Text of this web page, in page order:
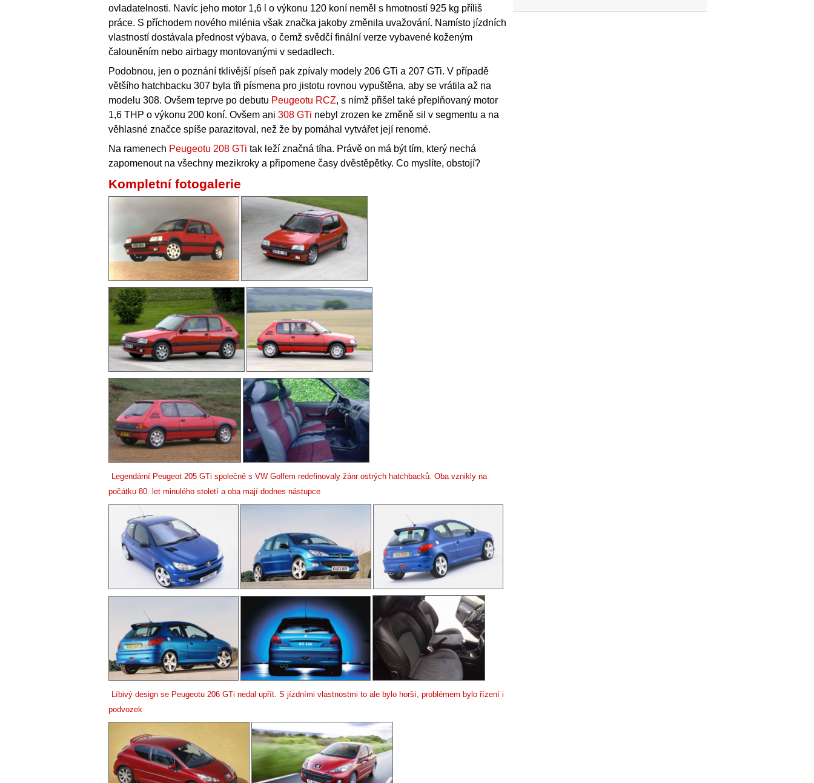
ovladatelnosti. Navíc jeho motor 1,6 l o výkonu 120 koní neměl s hmotností 925 kg příliš
práce. S příchodem nového milénia však značka jakoby změnila uvažování. Namísto jízdních
vlastností dostávala přednost výbava, o čemž svědčí finální verze vybavené koženým
čalouněním nebo airbagy montovanými v sedadlech.
Podobnou, jen o poznání tklivější píseň pak zpívaly modely 206 GTi a 207 GTi. V případě
většího hatchbacku 307 byla tři písmena pro jistotu rovnou vypuštěna, aby se vrátila až na
modelu 308. Ovšem teprve po debutu Peugeotu RCZ, s nímž přišel také přeplňovaný motor
1,6 THP o výkonu 200 koní. Ovšem ani 308 GTi nebyl zrozen ke změně sil v segmentu a na
věhlasné značce spíše parazitoval, než že by pomáhal vytvářet její renomé.
Na ramenech Peugeotu 208 GTi tak leží značná tíha. Právě on má být tím, který nechá
zapomenout na všechny mezikroky a připomene časy dvěstěpětky. Co myslíte, obstojí?
Kompletní fotogalerie
Legendární Peugeot 205 GTi společně s VW Golfem redefinovaly žánr ostrých hatchbacků. Oba vznikly na
počátku 80. let minulého století a oba mají dodnes nástupce
Líbivý design se Peugeotu 206 GTi nedal upřít. S jízdními vlastnostmi to ale bylo horší, problémem bylo řízení i
podvozek